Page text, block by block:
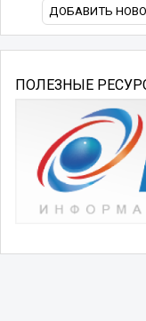
ДОБАВИТЬ
ПОЛЕЗНЫЕ